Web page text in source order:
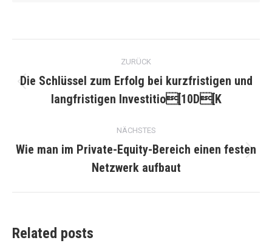
Kommentarnavigation
ZURÜCK
Vorheriger
Beitrag:
Die Schlüssel zum Erfolg bei kurzfristigen und
langfristigen Investitio[10D[K
NÄCHSTES
Nächster
Beitrag:
Wie man im Private-Equity-Bereich einen festen
Netzwerk aufbaut
Related posts